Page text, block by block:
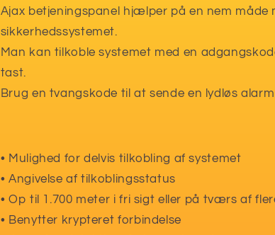
Ajax betjeningspanel hjælper på en nem måde
sikkerhedssystemet.
Man kan tilkoble systemet med en
tast.
Brug en tvangskode til at sende en lydløs
• Mulighed for delvis tilkobling af systemet
• Angivelse af tilkoblingsstatus
• Op til 1.700 meter i fri sigt eller på tværs af
• Benytter krypteret forbindelse